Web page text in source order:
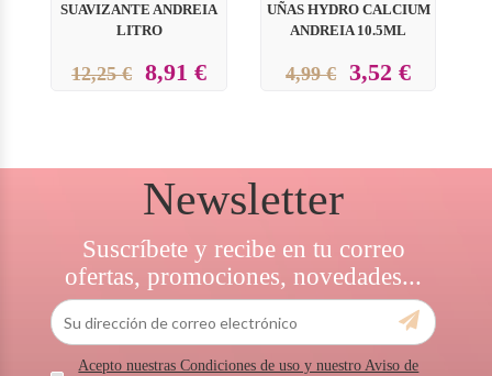
SUAVIZANTE ANDREIA
LITRO
12,25 € 8,91 €
UÑAS HYDRO CALCIUM
ANDREIA 10.5ML
4,99 € 3,52 €
Newsletter
Suscríbete y recibe en tu correo
ofertas, promociones, novedades...
Acepto nuestras Condiciones de uso y nuestro Aviso de